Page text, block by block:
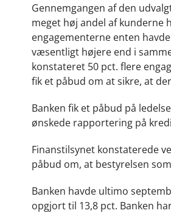
Gennemgangen af den
meget høj andel af kunderne
engagementerne enten
væsentligt højere end i
konstateret 50 pct. flere
fik et påbud om at sikre, at
Banken fik et påbud på
ønskede rapportering på
Finanstilsynet konstaterede
påbud om, at bestyrelsen
Banken havde ultimo
opgjort til 13,8 pct. Banken